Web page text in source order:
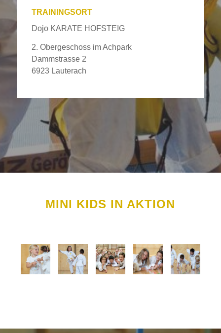
TRAININGSORT
Dojo KARATE HOFSTEIG
2. Obergeschoss im Achpark
Dammstrasse 2
6923 Lauterach
MINI KIDS IN AKTION